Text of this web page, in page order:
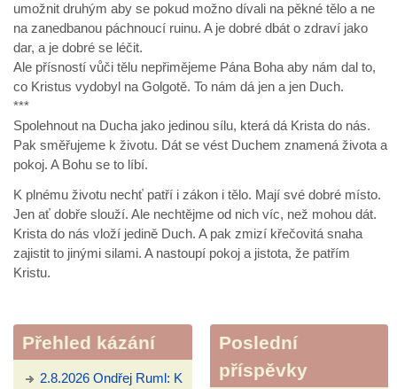
umožnit druhým aby se pokud možno dívali na pěkné tělo a ne
na zanedbanou páchnoucí ruinu. A je dobré dbát o zdraví jako
dar, a je dobré se léčit.
Ale přísností vůči tělu nepřimějeme Pána Boha aby nám dal to,
co Kristus vydobyl na Golgotě. To nám dá jen a jen Duch.
***
Spolehnout na Ducha jako jedinou sílu, která dá Krista do nás.
Pak směřujeme k životu. Dát se vést Duchem znamená života a
pokoj. A Bohu se to líbí.
K plnému životu nechť patří i zákon i tělo. Mají své dobré místo.
Jen ať dobře slouží. Ale nechtějme od nich víc, než mohou dát.
Krista do nás vloží jedině Duch. A pak zmizí křečovitá snaha
zajistit to jinými silami. A nastoupí pokoj a jistota, že patřím
Kristu.
Přehled kázání
2.8.2026 Ondřej Ruml: K
Poslední
příspěvky